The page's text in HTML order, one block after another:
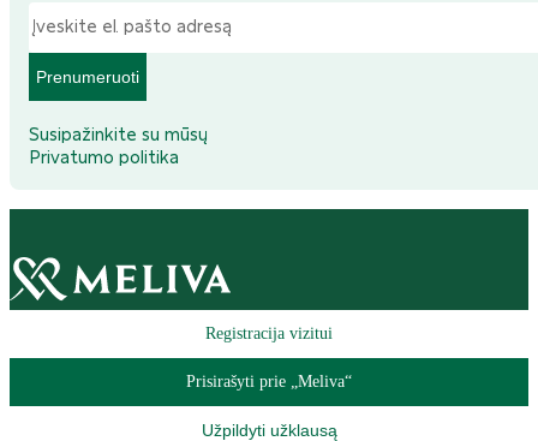
Prenumeruoti
Susipažinkite su mūsų
Privatumo politika
Registracija vizitui
Prisirašyti prie „Meliva“
Užpildyti užklausą